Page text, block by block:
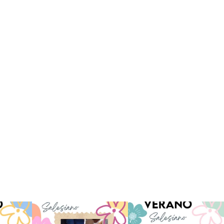
vivido
...
Superestrella!! 🌟 La música
invade el Campamento ...
La Orotava ha disfrutado a lo
grande de su